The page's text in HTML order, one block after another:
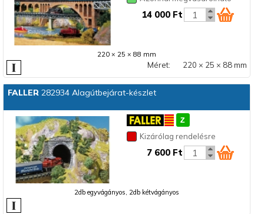
14 000 Ft
220 × 25 × 88 mm
Méret: 220 × 25 × 88 mm
FALLER282934 Alagútbejárat-készlet
Kizárólag rendelésre
7 600 Ft
2db egyvágányos, 2db kétvágányos